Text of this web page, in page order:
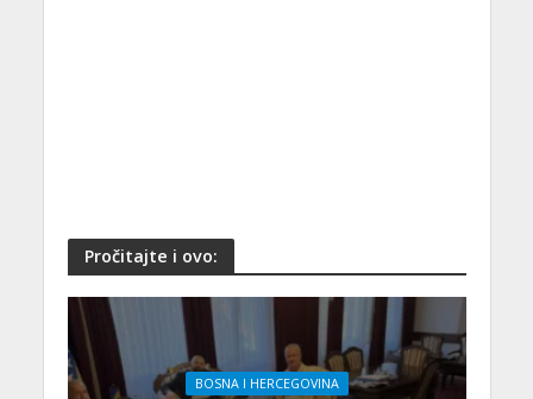
Pročitajte i ovo:
BOSNA I HERCEGOVINA